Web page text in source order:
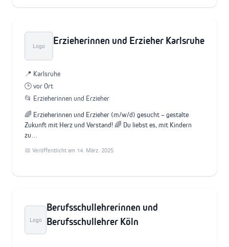
Logo Erzieherinnen und Erzieher Karlsruhe
📍 Karlsruhe
🕒 vor Ort
📂 Erzieherinnen und Erzieher
🌈 Erzieherinnen und Erzieher (m/w/d) gesucht – gestalte
Zukunft mit Herz und Verstand! 🌈 Du liebst es, mit Kindern
zu…
📅 Veröffentlicht am 14. März. 2025
Logo
Berufsschullehrerinnen und
Berufsschullehrer Köln